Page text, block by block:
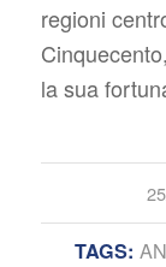
regioni
la sua
TAGS: